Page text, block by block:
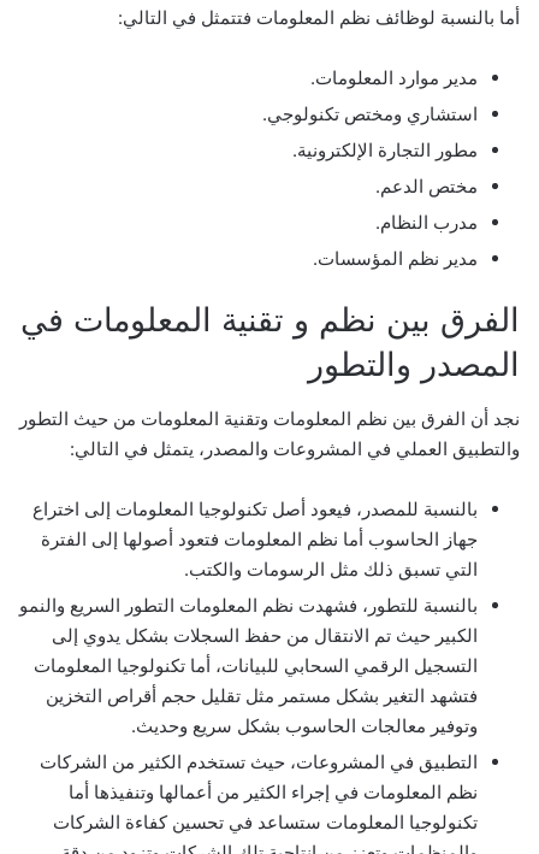
أما بالنسبة لوظائف نظم المعلومات فتتمثل في التالي:
مدير موارد المعلومات.
استشاري ومختص تكنولوجي.
مطور التجارة الإلكترونية.
مختص الدعم.
مدرب النظام.
مدير نظم المؤسسات.
الفرق بين نظم و تقنية المعلومات في
المصدر والتطور
نجد أن الفرق بين نظم المعلومات وتقنية المعلومات من حيث التطور
والتطبيق العملي في المشروعات والمصدر، يتمثل في التالي:
بالنسبة للمصدر، فيعود أصل تكنولوجيا المعلومات إلى اختراع
جهاز الحاسوب أما نظم المعلومات فتعود أصولها إلى الفترة
التي تسبق ذلك مثل الرسومات والكتب.
بالنسبة للتطور، فشهدت نظم المعلومات التطور السريع والنمو
الكبير حيث تم الانتقال من حفظ السجلات بشكل يدوي إلى
التسجيل الرقمي السحابي للبيانات، أما تكنولوجيا المعلومات
فتشهد التغير بشكل مستمر مثل تقليل حجم أقراص التخزين
وتوفير معالجات الحاسوب بشكل سريع وحديث.
التطبيق في المشروعات، حيث تستخدم الكثير من الشركات
نظم المعلومات في إجراء الكثير من أعمالها وتنفيذها أما
تكنولوجيا المعلومات ستساعد في تحسين كفاءة الشركات